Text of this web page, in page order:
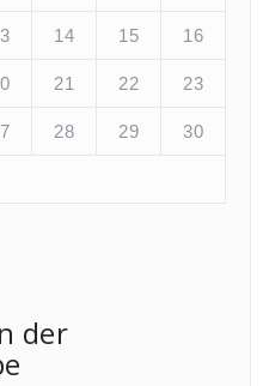
14 15 16
21 22 23
28 29 30
der